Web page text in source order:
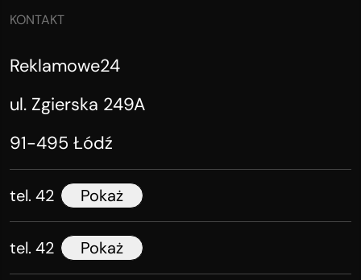
KONTAKT
Reklamowe24
ul. Zgierska 249A
91-495 Łódź
tel. 42 Pokaż
tel. 42 Pokaż